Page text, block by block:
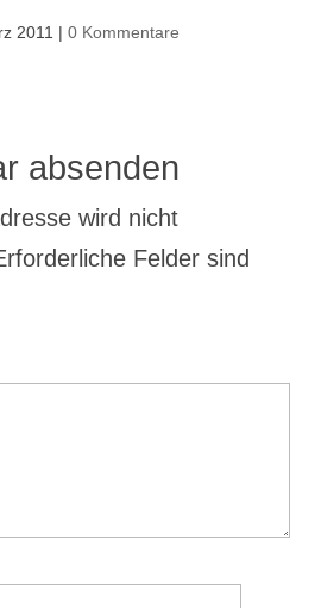
2011 | 0 Kommentare
absenden
wird nicht
Felder sind